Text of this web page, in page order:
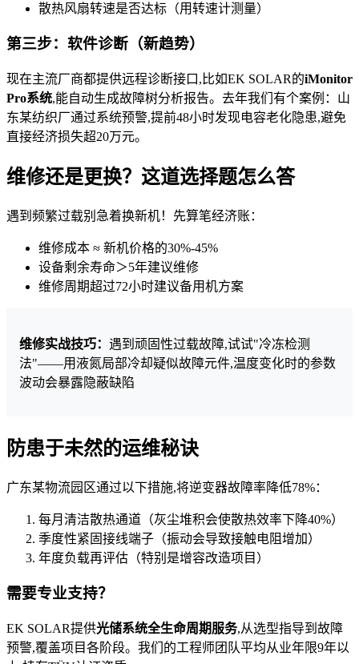
散热风扇转速是否达标（用转速计测量）
第三步：软件诊断（新趋势）
现在主流厂商都提供远程诊断接口,比如EK SOLAR的iMonitor
Pro系统,能自动生成故障树分析报告。去年我们有个案例：山
东某纺织厂通过系统预警,提前48小时发现电容老化隐患,避免
直接经济损失超20万元。
维修还是更换？这道选择题怎么答
遇到频繁过载别急着换新机！先算笔经济账：
维修成本 ≈ 新机价格的30%-45%
设备剩余寿命＞5年建议维修
维修周期超过72小时建议备用机方案
维修实战技巧： 遇到顽固性过载故障,试试"冷冻检测
法"——用液氮局部冷却疑似故障元件,温度变化时的参数
波动会暴露隐蔽缺陷
防患于未然的运维秘诀
广东某物流园区通过以下措施,将逆变器故障率降低78%：
每月清洁散热通道（灰尘堆积会使散热效率下降40%）
季度性紧固接线端子（振动会导致接触电阻增加）
年度负载再评估（特别是增容改造项目）
需要专业支持？
EK SOLAR提供光储系统全生命周期服务,从选型指导到故障
预警,覆盖项目各阶段。我们的工程师团队平均从业年限9年以